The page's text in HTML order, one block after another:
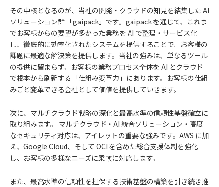
その中核となるのが、当社の開発・クラウドの知見を結集した AI
ソリューション群 「gaipack」です。gaipack を通じて、これま
でお客様からの要望が多かった業務を AI で整理・サービス化
し、徹底的に効率化されたシステムを提供することで、お客様の
課題に最適な解決策を提供します。当社の強みは、単なるツール
の提供に留まらず、お客様の業務プロセス全体を AI とクラウド
で根本から刷新する「仕組み変革力」にあります。お客様の仕組
みごと変革できる会社として価値を提供していきます。
次に、マルチクラウド戦略の深化と最高水準の信頼性基盤確立に
取り組みます。 マルチクラウド・AI 統合ソリューション・高度
なセキュリティ対応は、アイレットの重要な強みです。AWS に加
え、Google Cloud、そして OCI を含めた総合支援体制を強化
し、お客様の多様なニーズに柔軟に対応します。
また、最高水準の信頼性を担保する技術基盤の構築を引き続き推